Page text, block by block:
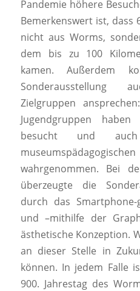
Pandemie höhere
Bemerkenswert ist, dass
nicht aus Worms,
dem bis zu 100
kamen. Außerdem
Sonderausstellung
Zielgruppen
Jugendgruppen
besucht und
wahrgenommen. Bei
überzeugte die
durch das Smartphone-
und –mithilfe der
ästhetische Konzeption.
an dieser Stelle in
können. In jedem Falle
900. Jahrestag des